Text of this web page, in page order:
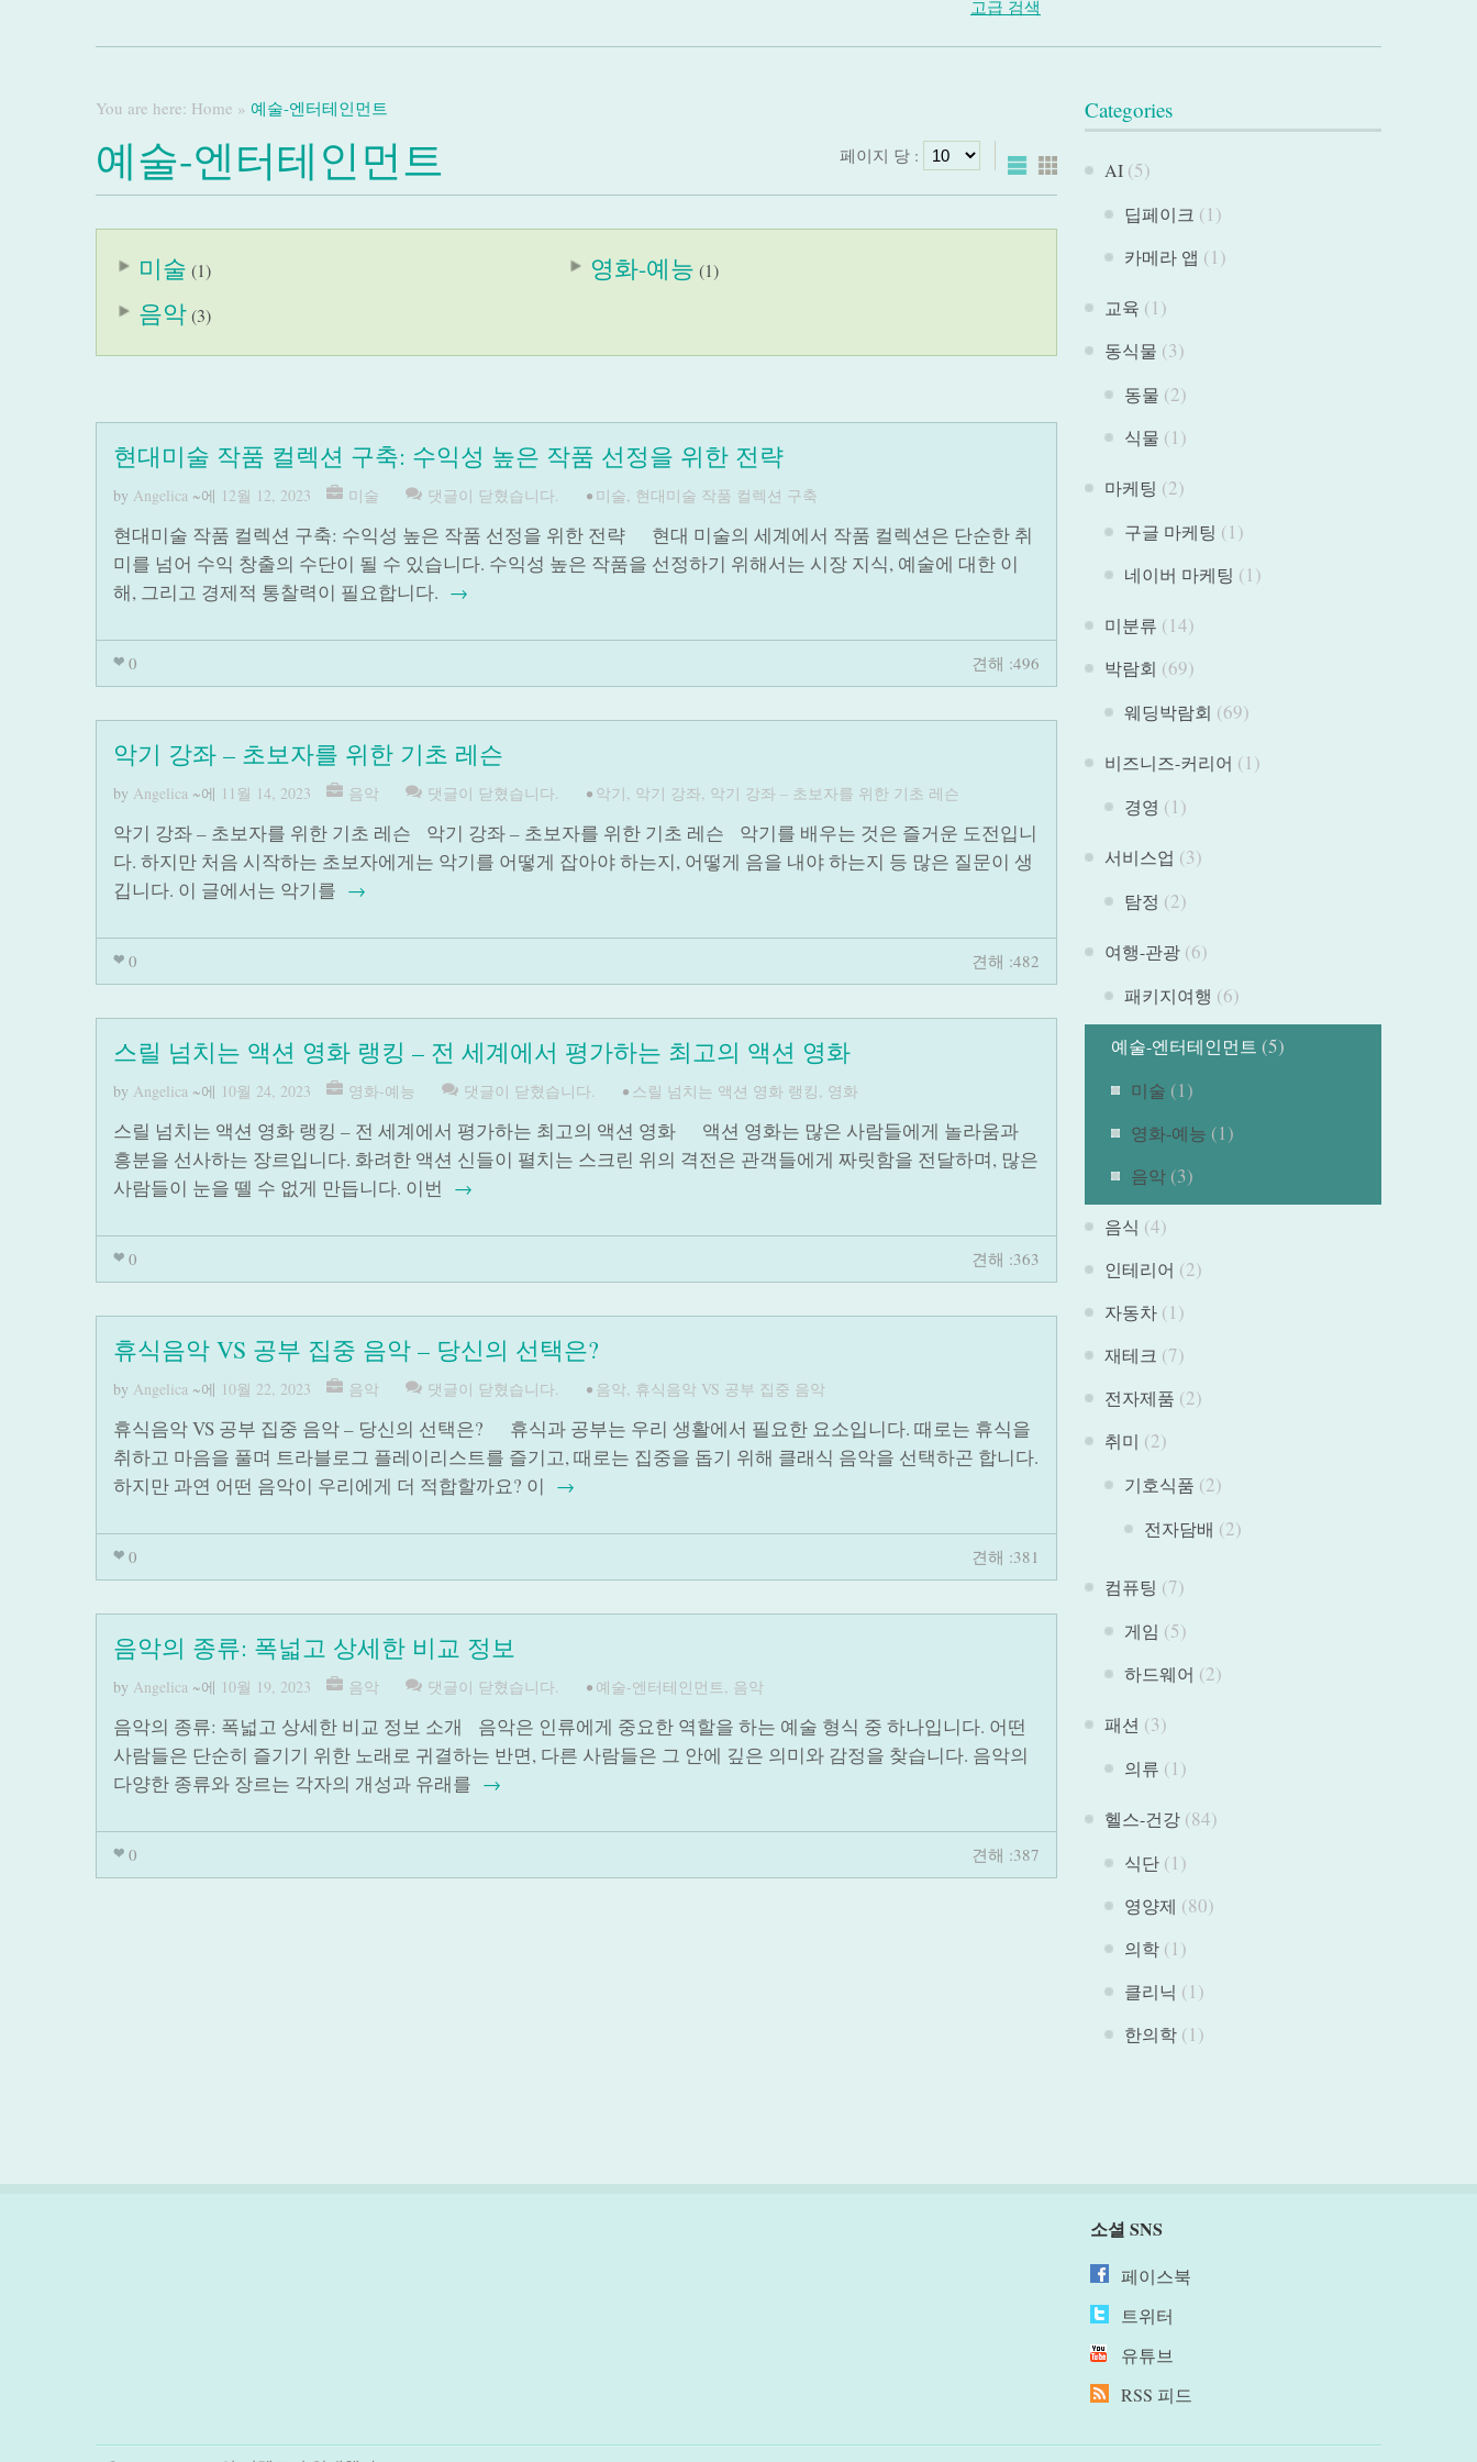
고급 검색
You are here: Home » 예술-엔터테인먼트
예술-엔터테인먼트 페이지 당 :
미술 (1) 영화-예능 (1)
음악(3)
현대미술 작품 컬렉션 구축: 수익성 높은 작품 선정을 위한 전략
by Angelica ~에 12월 12, 2023 미술 댓글이 닫혔습니다. • 미술, 현대미술 작품 컬렉션 구축
현대미술 작품 컬렉션 구축: 수익성 높은 작품 선정을 위한 전략 현대 미술의 세계에서 작품 컬렉션은 단순한 취
미를 넘어 수익 창출의 수단이 될 수 있습니다. 수익성 높은 작품을 선정하기 위해서는 시장 지식, 예술에 대한 이
해, 그리고 경제적 통찰력이 필요합니다. →
0 견해 :496
악기 강좌 – 초보자를 위한 기초 레슨
by Angelica ~에 11월 14, 2023 음악 댓글이 닫혔습니다. • 악기, 악기 강좌, 악기 강좌 – 초보자를 위한 기초 레슨
악기 강좌 – 초보자를 위한 기초 레슨 악기 강좌 – 초보자를 위한 기초 레슨 악기를 배우는 것은 즐거운 도전입니
다. 하지만 처음 시작하는 초보자에게는 악기를 어떻게 잡아야 하는지, 어떻게 음을 내야 하는지 등 많은 질문이 생
깁니다. 이 글에서는 악기를 →
0 견해 :482
스릴 넘치는 액션 영화 랭킹 – 전 세계에서 평가하는 최고의 액션 영화
by Angelica ~에 10월 24, 2023 영화-예능 댓글이 닫혔습니다. • 스릴 넘치는 액션 영화 랭킹, 영화
스릴 넘치는 액션 영화 랭킹 – 전 세계에서 평가하는 최고의 액션 영화 액션 영화는 많은 사람들에게 놀라움과
흥분을 선사하는 장르입니다. 화려한 액션 신들이 펼치는 스크린 위의 격전은 관객들에게 짜릿함을 전달하며, 많은
사람들이 눈을 뗄 수 없게 만듭니다. 이번 →
0 견해 :363
휴식음악 VS 공부 집중 음악 – 당신의 선택은?
by Angelica ~에 10월 22, 2023 음악 댓글이 닫혔습니다. • 음악, 휴식음악 VS 공부 집중 음악
휴식음악 VS 공부 집중 음악 – 당신의 선택은? 휴식과 공부는 우리 생활에서 필요한 요소입니다. 때로는 휴식을
취하고 마음을 풀며 트라블로그 플레이리스트를 즐기고, 때로는 집중을 돕기 위해 클래식 음악을 선택하곤 합니다.
하지만 과연 어떤 음악이 우리에게 더 적합할까요? 이 →
0 견해 :381
음악의 종류: 폭넓고 상세한 비교 정보
by Angelica ~에 10월 19, 2023 음악 댓글이 닫혔습니다. • 예술-엔터테인먼트, 음악
음악의 종류: 폭넓고 상세한 비교 정보 소개 음악은 인류에게 중요한 역할을 하는 예술 형식 중 하나입니다. 어떤
사람들은 단순히 즐기기 위한 노래로 귀결하는 반면, 다른 사람들은 그 안에 깊은 의미와 감정을 찾습니다. 음악의
다양한 종류와 장르는 각자의 개성과 유래를 →
0 견해 :387
Categories
AI (5)
딥페이크 (1)
카메라 앱 (1)
교육 (1)
동식물 (3)
동물 (2)
식물 (1)
마케팅 (2)
구글 마케팅 (1)
네이버 마케팅 (1)
미분류 (14)
박람회 (69)
웨딩박람회 (69)
비즈니즈-커리어 (1)
경영 (1)
서비스업 (3)
탐정 (2)
여행-관광 (6)
패키지여행 (6)
예술-엔터테인먼트 (5)
미술 (1)
영화-예능 (1)
음악 (3)
음식 (4)
인테리어 (2)
자동차 (1)
재테크 (7)
전자제품 (2)
취미 (2)
기호식품 (2)
전자담배 (2)
컴퓨팅 (7)
게임 (5)
하드웨어 (2)
패션 (3)
의류 (1)
헬스-건강 (84)
식단 (1)
영양제 (80)
의학 (1)
클리닉 (1)
한의학 (1)
소셜 SNS
페이스북
트위터
유튜브
RSS 피드